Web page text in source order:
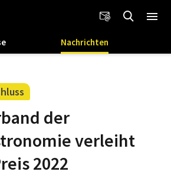
Nachrichten
der
verleiht
2022